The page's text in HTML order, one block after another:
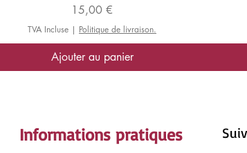
Prix
15,00 €
TVA Incluse | Politique de livraison.
Ajouter au panier
Informations pratiques